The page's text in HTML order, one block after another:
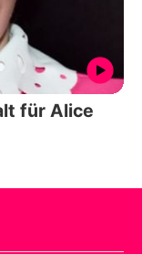
für Alice